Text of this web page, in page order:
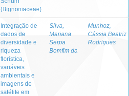
(Bignoniaceae)
Integração de
dados de
diversidade e
riqueza
florística,
variáveis
ambientais e
imagens de
satélite em
Silva,
Mariana
Serpa
Bomfim da
Munhoz,
Cássia Beatriz
Rodrigues